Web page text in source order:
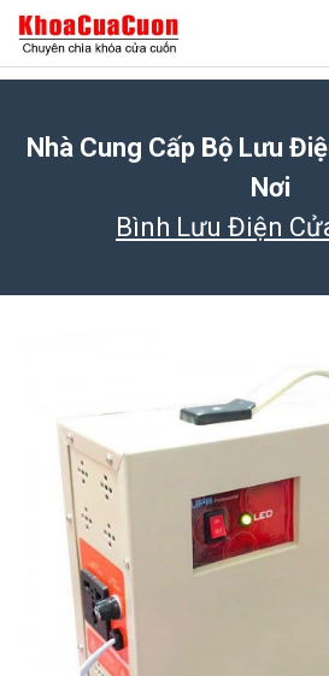
Nhà Cung Cấp Bộ Lưu
Nơi
Bình Lưu Điện